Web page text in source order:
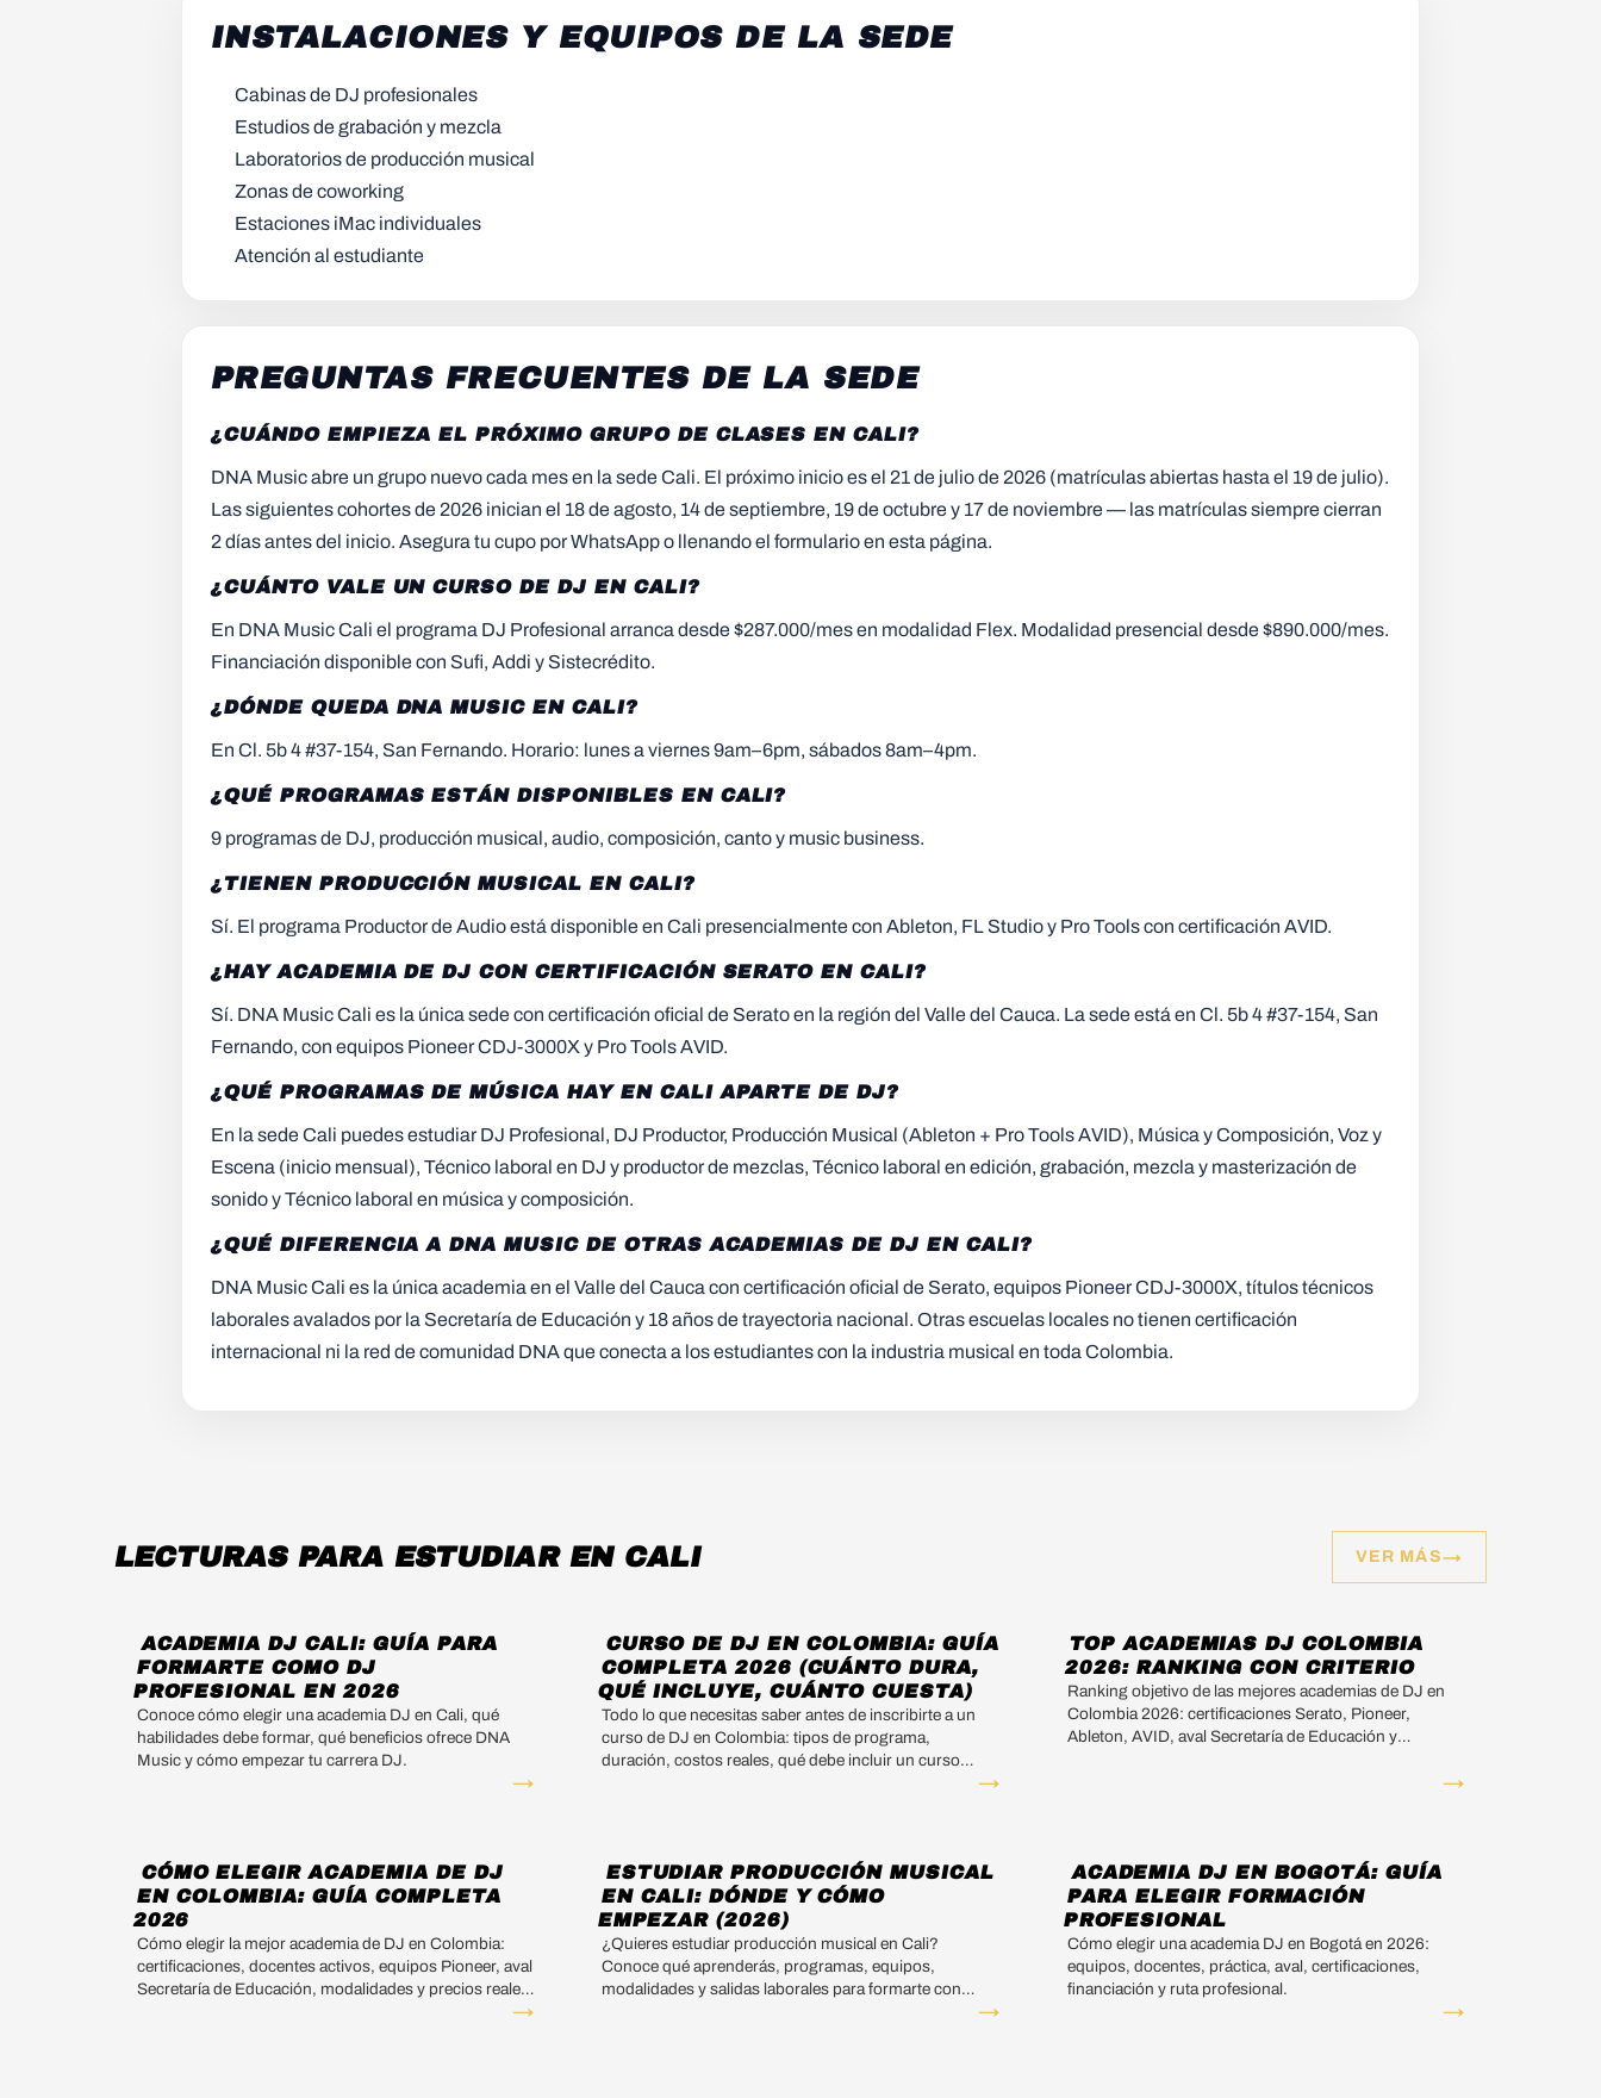
INSTALACIONES Y EQUIPOS DE LA SEDE
Cabinas de DJ profesionales
Estudios de grabación y mezcla
Laboratorios de producción musical
Zonas de coworking
Estaciones iMac individuales
Atención al estudiante
PREGUNTAS FRECUENTES DE LA SEDE
¿CUÁNDO EMPIEZA EL PRÓXIMO GRUPO DE CLASES EN CALI?
DNA Music abre un grupo nuevo cada mes en la sede Cali. El próximo inicio es el 21 de julio de 2026 (matrículas abiertas hasta el 19 de julio).
Las siguientes cohortes de 2026 inician el 18 de agosto, 14 de septiembre, 19 de octubre y 17 de noviembre — las matrículas siempre cierran
2 días antes del inicio. Asegura tu cupo por WhatsApp o llenando el formulario en esta página.
¿CUÁNTO VALE UN CURSO DE DJ EN CALI?
En DNA Music Cali el programa DJ Profesional arranca desde $287.000/mes en modalidad Flex. Modalidad presencial desde $890.000/mes.
Financiación disponible con Sufi, Addi y Sistecrédito.
¿DÓNDE QUEDA DNA MUSIC EN CALI?
En Cl. 5b 4 #37-154, San Fernando. Horario: lunes a viernes 9am–6pm, sábados 8am–4pm.
¿QUÉ PROGRAMAS ESTÁN DISPONIBLES EN CALI?
9 programas de DJ, producción musical, audio, composición, canto y music business.
¿TIENEN PRODUCCIÓN MUSICAL EN CALI?
Sí. El programa Productor de Audio está disponible en Cali presencialmente con Ableton, FL Studio y Pro Tools con certificación AVID.
¿HAY ACADEMIA DE DJ CON CERTIFICACIÓN SERATO EN CALI?
Sí. DNA Music Cali es la única sede con certificación oficial de Serato en la región del Valle del Cauca. La sede está en Cl. 5b 4 #37-154, San
Fernando, con equipos Pioneer CDJ-3000X y Pro Tools AVID.
¿QUÉ PROGRAMAS DE MÚSICA HAY EN CALI APARTE DE DJ?
En la sede Cali puedes estudiar DJ Profesional, DJ Productor, Producción Musical (Ableton + Pro Tools AVID), Música y Composición, Voz y
Escena (inicio mensual), Técnico laboral en DJ y productor de mezclas, Técnico laboral en edición, grabación, mezcla y masterización de
sonido y Técnico laboral en música y composición.
¿QUÉ DIFERENCIA A DNA MUSIC DE OTRAS ACADEMIAS DE DJ EN CALI?
DNA Music Cali es la única academia en el Valle del Cauca con certificación oficial de Serato, equipos Pioneer CDJ-3000X, títulos técnicos
laborales avalados por la Secretaría de Educación y 18 años de trayectoria nacional. Otras escuelas locales no tienen certificación
internacional ni la red de comunidad DNA que conecta a los estudiantes con la industria musical en toda Colombia.
LECTURAS PARA ESTUDIAR EN CALI VER MÁS→
ACADEMIA DJ CALI: GUÍA PARA
FORMARTE COMO DJ
PROFESIONAL EN 2026
Conoce cómo elegir una academia DJ en Cali, qué
habilidades debe formar, qué beneficios ofrece DNA
Music y cómo empezar tu carrera DJ.
→
CURSO DE DJ EN COLOMBIA: GUÍA
COMPLETA 2026 (CUÁNTO DURA,
QUÉ INCLUYE, CUÁNTO CUESTA)
Todo lo que necesitas saber antes de inscribirte a un
curso de DJ en Colombia: tipos de programa,
duración, costos reales, qué debe incluir un curso
→
TOP ACADEMIAS DJ COLOMBIA
2026: RANKING CON CRITERIO
Ranking objetivo de las mejores academias de DJ en
Colombia 2026: certificaciones Serato, Pioneer,
Ableton, AVID, aval Secretaría de Educación y
→
CÓMO ELEGIR ACADEMIA DE DJ
EN COLOMBIA: GUÍA COMPLETA
2026
Cómo elegir la mejor academia de DJ en Colombia:
certificaciones, docentes activos, equipos Pioneer, aval
Secretaría de Educación, modalidades y precios reales
→
ESTUDIAR PRODUCCIÓN MUSICAL
EN CALI: DÓNDE Y CÓMO
EMPEZAR (2026)
¿Quieres estudiar producción musical en Cali?
Conoce qué aprenderás, programas, equipos,
modalidades y salidas laborales para formarte con
→
ACADEMIA DJ EN BOGOTÁ: GUÍA
PARA ELEGIR FORMACIÓN
PROFESIONAL
Cómo elegir una academia DJ en Bogotá en 2026:
equipos, docentes, práctica, aval, certificaciones,
financiación y ruta profesional.
→